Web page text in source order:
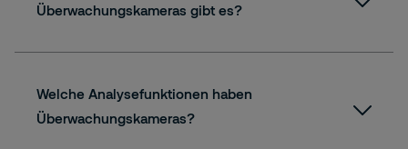
Überwachungskameras gibt es?
Welche Analysefunktionen haben
Überwachungskameras?